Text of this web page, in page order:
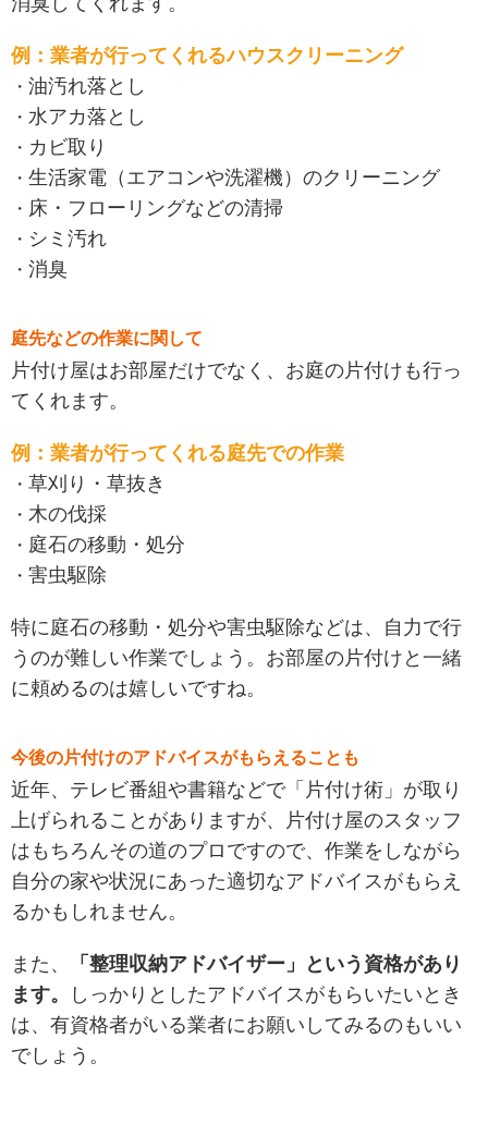
例：業者が行ってくれるハウスクリーニング
油汚れ落とし
水アカ落とし
カビ取り
生活家電（エアコンや洗濯機）のクリーニング
床・フローリングなどの清掃
シミ汚れ
消臭
庭先などの作業に関して
片付け屋はお部屋だけでなく、お庭の片付けも行っ
てくれます。
例：業者が行ってくれる庭先での作業
草刈り・草抜き
木の伐採
庭石の移動・処分
害虫駆除
特に庭石の移動・処分や害虫駆除などは、自力で行
うのが難しい作業でしょう。お部屋の片付けと一緒
に頼めるのは嬉しいですね。
今後の片付けのアドバイスがもらえることも
近年、テレビ番組や書籍などで「片付け術」が取り
上げられることがありますが、片付け屋のスタッフ
はもちろんその道のプロですので、作業をしながら
自分の家や状況にあった適切なアドバイスがもらえ
るかもしれません。
また、
「整理収納アドバイザー」という資格があり
ます。
しっかりとしたアドバイスがもらいたいとき
は、有資格者がいる業者にお願いしてみるのもいい
でしょう。